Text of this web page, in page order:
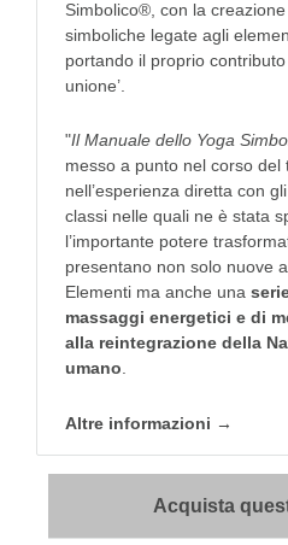
Simbolico®, con la
simboliche legate agli
portando il proprio contributo
unione’.
"Il Manuale dello Yoga
messo a punto nel corso del
nell’esperienza diretta con
classi nelle quali ne è stata
l’importante potere
presentano non solo nuove
Elementi ma anche una
massaggi energetici e di
alla reintegrazione della
umano.
Altre informazioni →
Acquista